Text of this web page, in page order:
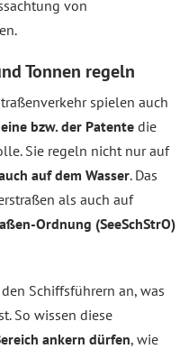
von
Tonnen regeln
spielen auch
bzw. der Patentedie
Sie regeln nicht nur auf
auf dem Wasser. Das
als auch auf
Ordnung (SeeSchStrO)
den Schiffsführern an, was
So wissen diese
ankern dürfen, wie